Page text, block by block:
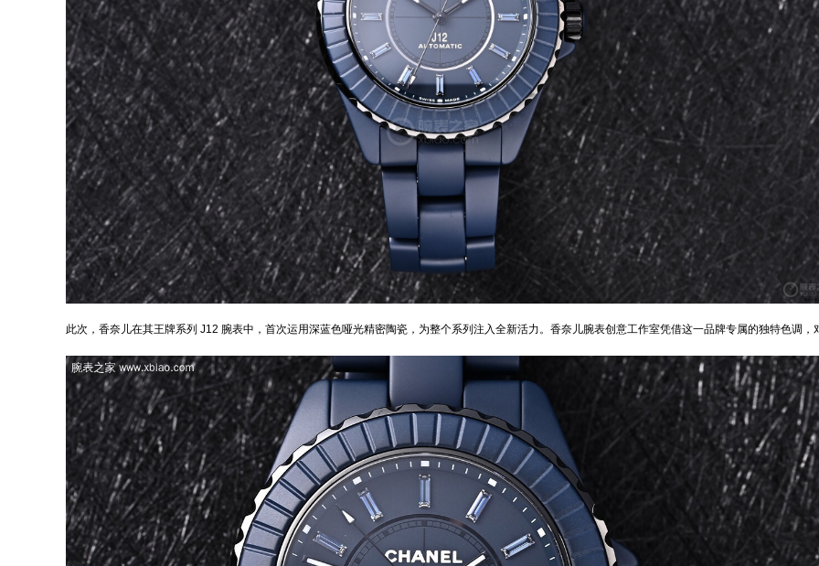
此次， 香奈儿在其王牌系列 J12 腕表中，首次运用深蓝色哑光精密陶瓷 ，为整个系列注入全新活力。 香奈儿腕表创意工作室凭借这一品牌专属的独特色调，